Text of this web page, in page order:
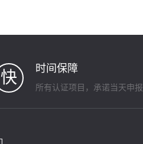
快 时间保障
所有认证项目，承诺当天申报